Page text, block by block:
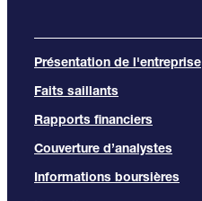
Présentation de l'entreprise
Faits saillants
Rapports financiers
Couverture d’analystes
Informations boursières